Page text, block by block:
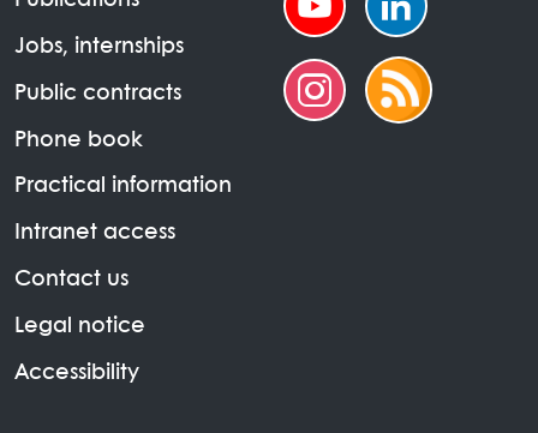
Jobs, internships
Public contracts
Phone book
Practical information
Intranet access
Contact us
Legal notice
Accessibility